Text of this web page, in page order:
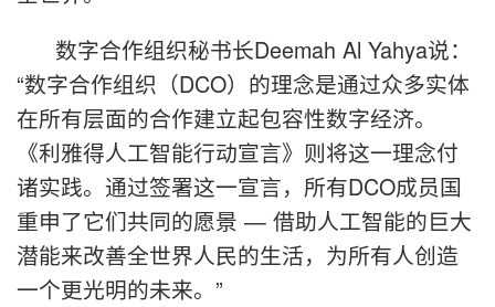
数字合作组织秘书长Deemah Al Yahya说：
“数字合作组织（DCO）的理念是通过众多实体
在所有层面的合作建立起包容性数字经济。
《利雅得人工智能行动宣言》则将这一理念付
诸实践。通过签署这一宣言，所有DCO成员国
重申了它们共同的愿景 — 借助人工智能的巨大
潜能来改善全世界人民的生活，为所有人创造
一个更光明的未来。”